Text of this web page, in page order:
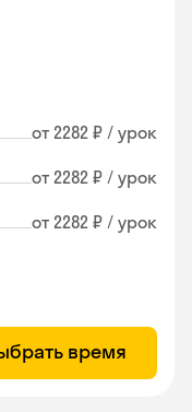
от 2282 ₽ / урок
от 2282 ₽ / урок
от 2282 ₽ / урок
время